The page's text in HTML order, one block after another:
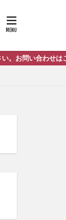
はこちらまで！⇐